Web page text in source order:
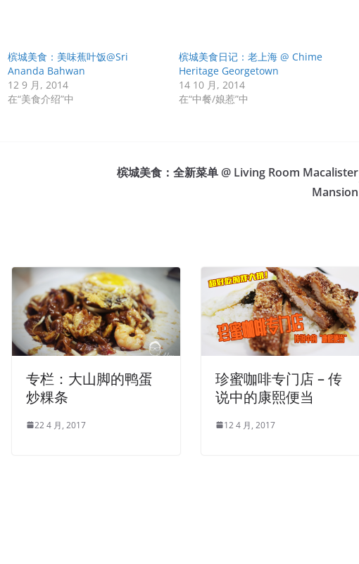
槟城美食：美味蕉叶饭@Sri
Ananda Bahwan
12 9 月, 2014
在“美食介绍”中
槟城美食日记：老上海 @ Chime
Heritage Georgetown
14 10 月, 2014
在“中餐/娘惹”中
槟城美食：全新菜单 @ Living Room Macalister
Mansion
专栏：大山脚的鸭蛋
炒粿条
22 4 月, 2017
珍蜜咖啡专门店 – 传
说中的康熙便当
12 4 月, 2017